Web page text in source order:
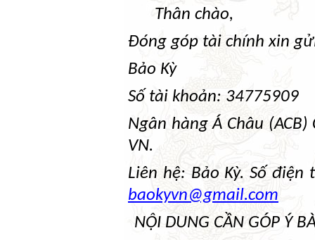
Thân chào,
Đóng góp tài chính xin
Bảo Kỳ
Số tài khoản: 34775909
Ngân hàng Á Châu
VN.
Liên hệ: Bảo Kỳ. Số
baokyvn@gmail.com
NỘI DUNG CẦN GÓP Ý